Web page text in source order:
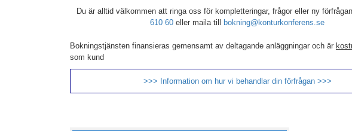
Du är alltid välkommen att ringa oss för kompletteringar, frågor eller ny
610 60 eller maila till bokning@konturkonferens.se
Bokningstjänsten finansieras gemensamt av deltagande anläggningar och är
som kund
>>> Information om hur vi behandlar din förfrågan >>>